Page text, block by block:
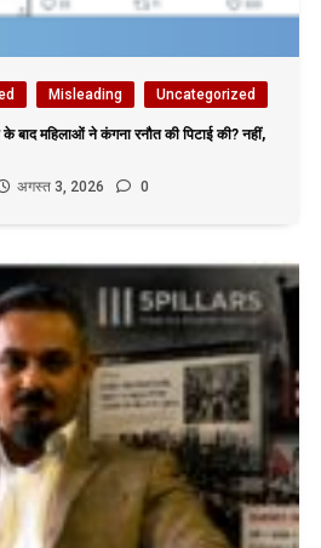
Misleading Uncategorized
बाद महिलाओं ने कंगना रनौत की पिटाई की? नहीं,
अगस्त 3, 2026 0